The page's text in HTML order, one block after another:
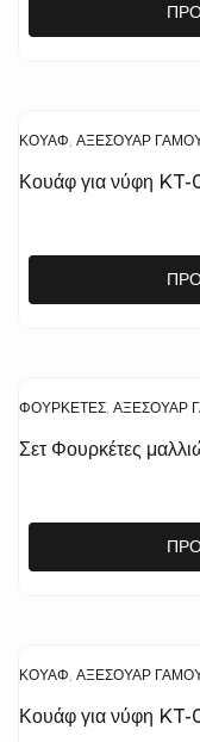
ΚΟΥΆΦ ΑΞΕΣΟΥΆΡ
Κουάφ για νύφη KT-
ΦΟΥΡΚΈΤΕΣ ΑΞΕΣΟΥΆΡ
Σετ Φουρκέτες
ΚΟΥΆΦ ΑΞΕΣΟΥΆΡ
Κουάφ για νύφη